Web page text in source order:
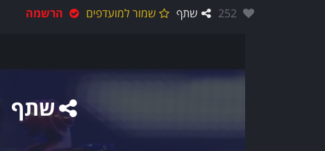
אהבו:
252 שתף שמור למועדפים הרשמה
שתף